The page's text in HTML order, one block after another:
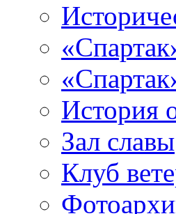
История
Зал славы
Клуб